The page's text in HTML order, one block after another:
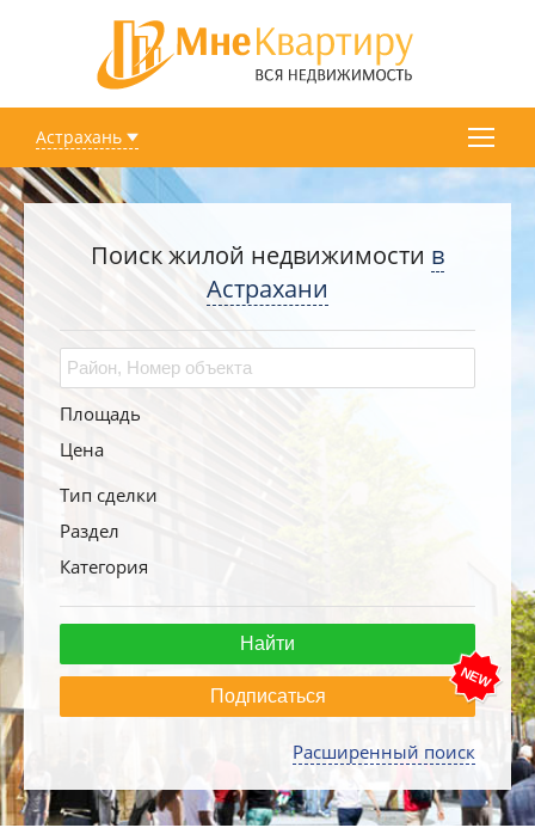
Астрахань
Поиск жилой недвижимости в
Астрахани
Площадь
Цена
Тип сделки
Раздел
Категория
Подписаться
Расширенный поиск